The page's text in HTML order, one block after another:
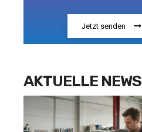
Jetzt senden
AKTUELLE NEWS